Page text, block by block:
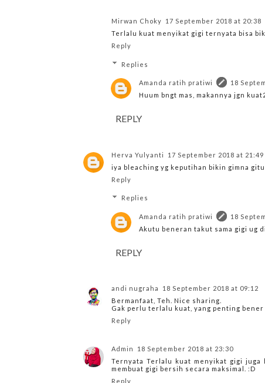
Mirwan Choky
17 September 2018 at 20:38
Terlalu kuat menyikat gigi ternyata bisa
Reply
Replies
Amanda ratih pratiwi
18
Huum bngt mas, makannya jgn
REPLY
Herva Yulyanti
17 September 2018 at 21:49
iya bleaching yg keputihan bikin gimna gitu
Reply
Replies
Amanda ratih pratiwi
18
Akutu beneran takut sama gigi ug
REPLY
andi nugraha
18 September 2018 at 09:12
Bermanfaat, Teh. Nice sharing.
Gak perlu terlalu kuat, yang penting bener
Reply
Admin
18 September 2018 at 23:30
Ternyata Terlalu kuat menyikat gigi juga
membuat gigi bersih secara maksimal. :D
Reply